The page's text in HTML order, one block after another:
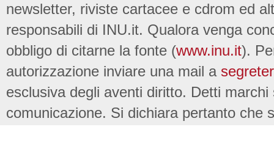
newsletter, riviste cartacee e cdrom ed
responsabili di INU.it. Qualora venga
obbligo di citarne la fonte (www.inu.it).
autorizzazione inviare una mail a
esclusiva degli aventi diritto. Detti
comunicazione. Si dichiara pertanto che